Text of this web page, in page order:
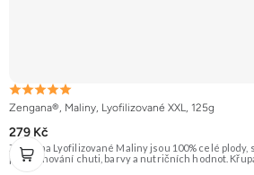
Zengana®, Maliny, Lyofilizované XXL, 125g
279 Kč
Zengana Lyofilizované Maliny jsou 100% celé plody,
pro zachování chuti, barvy a nutričních hodnot.